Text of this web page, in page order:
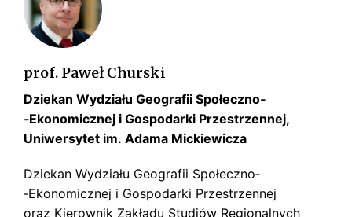
prof. Paweł Churski
Dziekan Wydziału Geografii Społeczno­
‑Ekonomicznej i Gospodarki Przestrzennej,
Uniwersytet im. Adama Mickiewicza
Dziekan Wydziału Geografii Społeczno­
‑Ekonomicznej i Gospodarki Przestrzennej
oraz Kierownik Zakładu Studiów Regionalnych